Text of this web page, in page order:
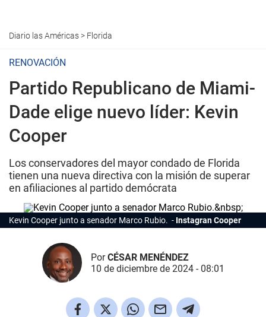
Diario las Américas> Florida
RENOVACIÓN
Partido Republicano de Miami-
Dade elige nuevo líder: Kevin
Cooper
Los conservadores del mayor condado de Florida
tienen una nueva directiva con la misión de superar
en afiliaciones al partido demócrata
Kevin Cooper junto a senador Marco Rubio. Instagran Cooper
PorCÉSAR MENÉNDEZ
10 de diciembre de 2024 - 08:01